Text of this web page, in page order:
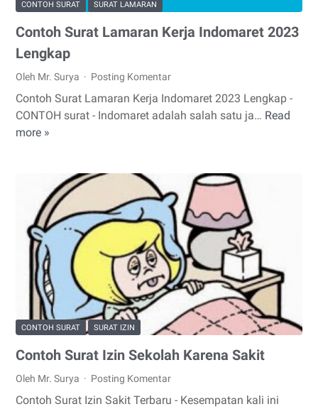
CONTOH SURAT SURAT LAMARAN
Contoh Surat Lamaran Kerja Indomaret 2023
Lengkap
Oleh Mr. Surya Posting Komentar
Contoh Surat Lamaran Kerja Indomaret 2023 Lengkap -
CONTOH surat - Indomaret adalah salah satu ja… Read
more »
Contoh
Indomaret
2023
Lengkap
CONTOH SURAT SURAT IZIN
Contoh Surat Izin Sekolah Karena Sakit
Oleh Mr. Surya Posting Komentar
Contoh Surat Izin Sakit Terbaru - Kesempatan kali ini